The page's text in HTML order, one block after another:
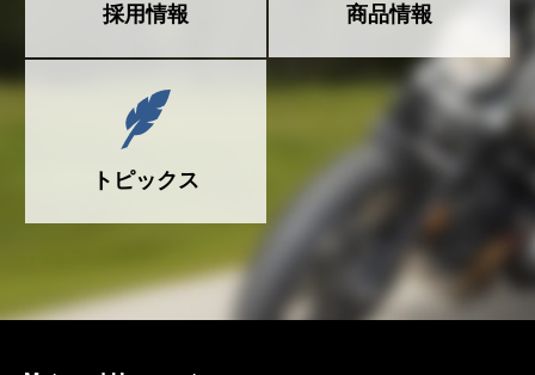
採用情報 商品情報
トピックス